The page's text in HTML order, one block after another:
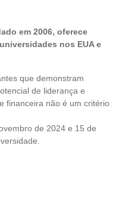
em 2006, oferece
nos EUA e
que demonstram
de liderança e
financeira não é um critério
de 2024 e 15 de